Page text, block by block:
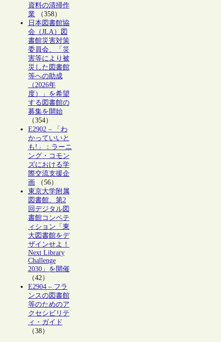
資料の清掃作
業（358）
日本図書館協
会（JLA）図
書館災害対策
委員会、「災
害等により被
災した図書館
等への助成
（2026年
度）」を希望
する図書館の
募集を開始
（354）
E2902 – 「わ
かっていいと
も!」：ラーニ
ング・コモン
ズにおける学
際交流支援企
画 （56）
東京大学附属
図書館、第2
回デジタル図
書館コンペテ
ィション「東
大図書館をデ
ザインせよ！
Next Library
Challenge
2030」を開催
（42）
E2904 – フラ
ンスの図書館
等のためのア
クセシビリテ
ィ・ガイド
（38）